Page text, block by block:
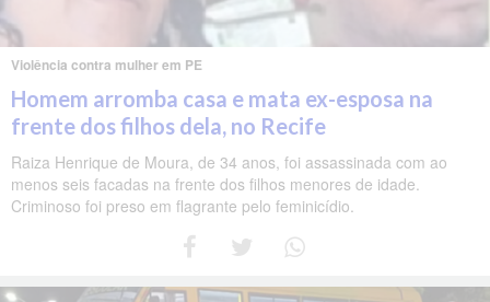
Violência contra mulher em PE
Homem arromba casa e mata ex-esposa na
frente dos filhos dela, no Recife
Raiza Henrique de Moura, de 34 anos, foi assassinada com ao
menos seis facadas na frente dos filhos menores de idade.
Criminoso foi preso em flagrante pelo feminicídio.